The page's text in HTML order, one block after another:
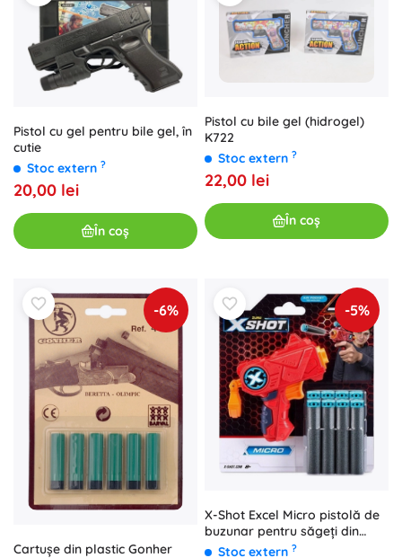
Pistol cu gel pentru bile gel, în
cutie
Stoc extern ?
20,00 lei
În coș
Pistol cu bile gel (hidrogel)
K722
Stoc extern ?
22,00 lei
În coș
-6%
Cartușe din plastic Gonher
-5%
X-Shot Excel Micro pistolă de
buzunar pentru săgeți din
spumă
Stoc extern ?